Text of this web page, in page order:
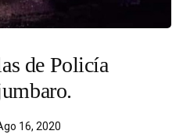
de Policía
16, 2020